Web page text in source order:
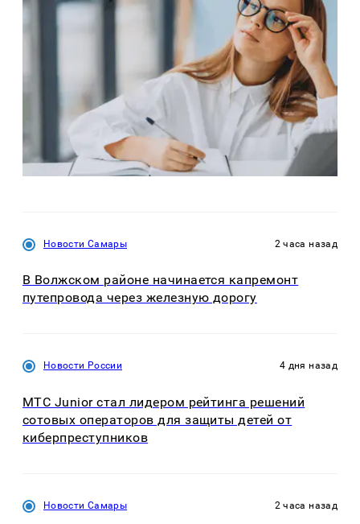
Новости Самары 2 часа назад
В Волжском районе начинается капремонт
путепровода через железную дорогу
Новости России 4 дня назад
МТС Junior стал лидером рейтинга решений
сотовых операторов для защиты детей от
киберпреступников
Новости Самары 2 часа назад